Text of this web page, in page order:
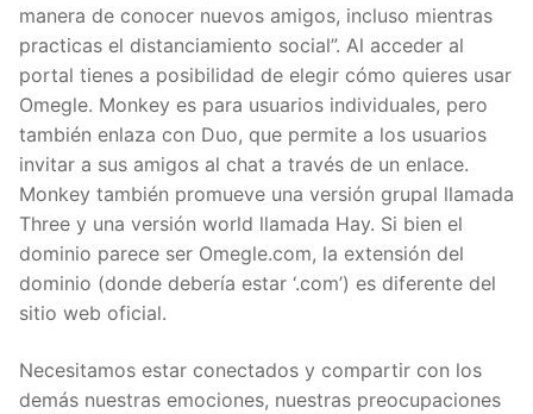
manera de conocer nuevos amigos, incluso mientras
practicas el distanciamiento social”. Al acceder al
portal tienes a posibilidad de elegir cómo quieres usar
Omegle. Monkey es para usuarios individuales, pero
también enlaza con Duo, que permite a los usuarios
invitar a sus amigos al chat a través de un enlace.
Monkey también promueve una versión grupal llamada
Three y una versión world llamada Hay. Si bien el
dominio parece ser Omegle.com, la extensión del
dominio (donde debería estar ‘.com’) es diferente del
sitio web oficial.
Necesitamos estar conectados y compartir con los
demás nuestras emociones, nuestras preocupaciones